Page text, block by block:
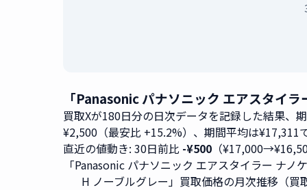
「Panasonic パナソニック エアスタイ
買取Xが180日分の日次データを記録した結果、
¥2,500（最安比 +15.2%）、期間平均は¥17,311
直近の値動き: 30日前比 -¥500 （
「Panasonic パナソニック エアスタイラー ナノ
H ノーブルグレー」買取価格の月次推移（買